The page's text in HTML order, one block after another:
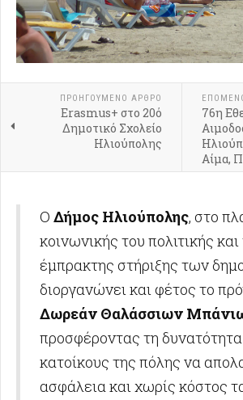
ΠΡΟΗΓΟΎΜΕΝΟ ΑΡΘΡΟ
Erasmus+ στο 20ό
Δημοτικό Σχολείο
Ηλιούπολης
76η
Αίμα,
Ο Δήμος Ηλιούπολης, στο
κοινωνικής του πολιτικής και
έμπρακτης στήριξης των
διοργανώνει και φέτος το
Δωρεάν Θαλάσσιων
προσφέροντας τη
κατοίκους της πόλης να
ασφάλεια και χωρίς κόστος